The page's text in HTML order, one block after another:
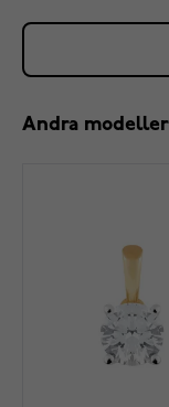
Andra modeller